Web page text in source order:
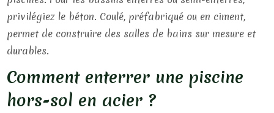
privilégiez le béton. Coulé, préfabriqué ou en ciment,
permet de construire des salles de bains sur mesure et
durables.
Comment enterrer une piscine
hors-sol en acier ?